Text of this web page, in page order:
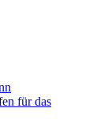
für das